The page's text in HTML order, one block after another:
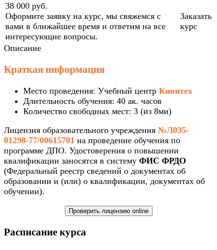
38 000 руб.
Оформите заявку на курс, мы свяжемся с
вами в ближайшее время и ответим на все
интересующие вопросы.
Заказать
курс
Описание
Краткая информация
Место проведения: Учебный центр Кивитех
Длительность обучения: 40 ак. часов
Количество свободных мест: 3 (из 8ми)
Лицензия образовательного учреждения №Л035-
01298-77/00615701 на проведение обучения по
программе ДПО. Удостоверения о повышении
квалификации заносятся в систему ФИС ФРДО
(Федеральный реестр сведений о документах об
образовании и (или) о квалификации, документах об
обучении).
Проверить лицензию online
Расписание курса